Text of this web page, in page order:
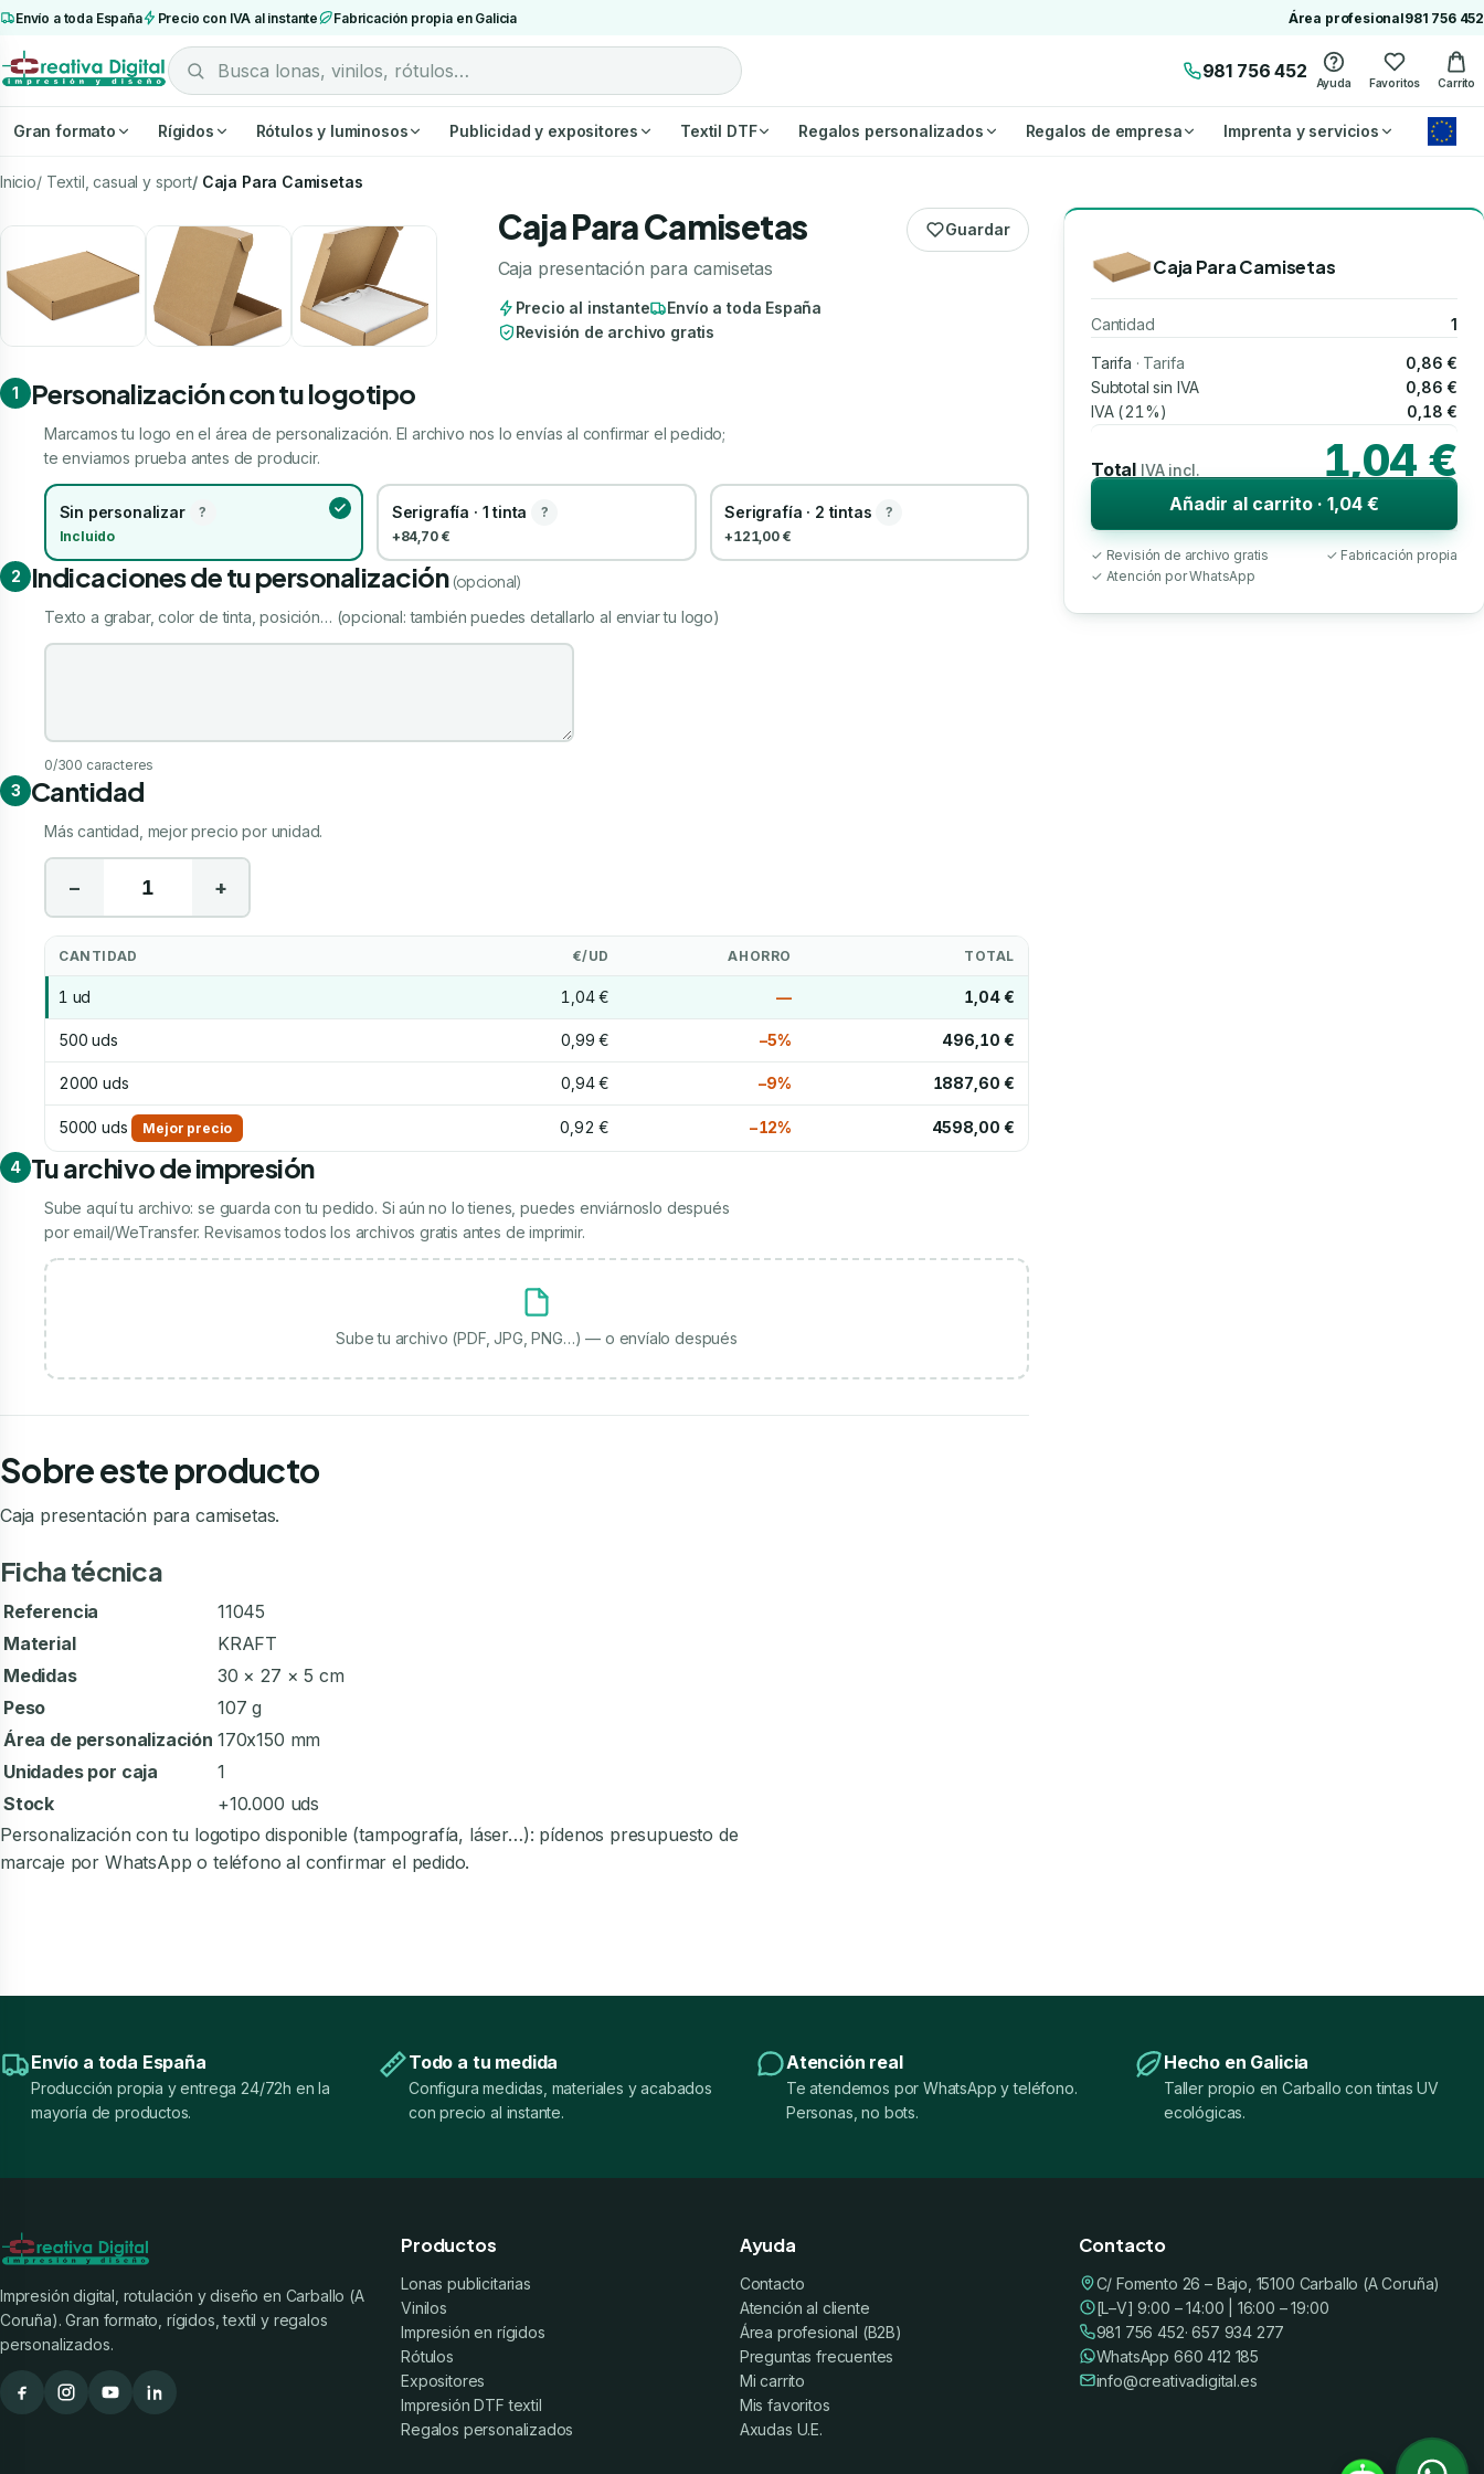
Envío a toda España Precio con IVA al instante Fabricación propia en Galicia Área profesional981 756 452
981 756 452
Ayuda Favoritos Carrito
Gran formato Rígidos Rótulos y luminosos Publicidad y expositores Textil DTF Regalos personalizados Regalos de empresa Imprenta y servicios
Inicio Textil, casual y sport Caja Para Camisetas
Caja Para Camisetas Guardar
Caja presentación para camisetas
Precio al instante
Envío a toda España
Revisión de archivo gratis
1 Personalización con tu logotipo
Marcamos tu logo en el área de personalización. El archivo nos lo envías al confirmar el pedido;
te enviamos prueba antes de producir.
Sin personalizar
?
Incluido
Serigrafía · 1 tinta
?
+84,70 €
Serigrafía · 2 tintas
?
+121,00 €
2 Indicaciones de tu personalización (opcional)
Texto a grabar, color de tinta, posición… (opcional: también puedes detallarlo al enviar tu logo)
Indicaciones de tu personalización
0/300 caracteres
3 Cantidad
Más cantidad, mejor precio por unidad.
− +
CANTIDAD €/UD AHORRO TOTAL
1 ud 1,04 € — 1,04 €
500 uds 0,99 € −5% 496,10 €
2000 uds 0,94 € −9% 1887,60 €
5000 uds Mejor precio 0,92 € −12% 4598,00 €
4 Tu archivo de impresión
Sube aquí tu archivo: se guarda con tu pedido. Si aún no lo tienes, puedes enviárnoslo después
por email/WeTransfer. Revisamos todos los archivos gratis antes de imprimir.
Sube tu archivo (PDF, JPG, PNG…) — o envíalo después
Sobre este producto
Caja presentación para camisetas.
Ficha técnica
Referencia
11045
Material
KRAFT
Medidas
30 × 27 × 5 cm
Peso
107 g
Área de personalización 170x150 mm
Unidades por caja
1
Stock
+10.000 uds
Personalización con tu logotipo disponible (tampografía, láser…): pídenos presupuesto de
marcaje por WhatsApp o teléfono al confirmar el pedido.
Caja Para Camisetas
Cantidad 1
Tarifa · Tarifa
0,86 €
Subtotal sin IVA
0,86 €
IVA (21%)
0,18 €
Total IVA incl. 1,04 €
Añadir al carrito · 1,04 €
✓ Revisión de archivo gratis
✓ Fabricación propia
✓ Atención por WhatsApp
Envío a toda España
Producción propia y entrega 24/72h en la
mayoría de productos.
Todo a tu medida
Configura medidas, materiales y acabados
con precio al instante.
Atención real
Te atendemos por WhatsApp y teléfono.
Personas, no bots.
Hecho en Galicia
Taller propio en Carballo con tintas UV
ecológicas.
Impresión digital, rotulación y diseño en Carballo (A
Coruña). Gran formato, rígidos, textil y regalos
personalizados.
Productos
Lonas publicitarias
Vinilos
Impresión en rígidos
Rótulos
Expositores
Impresión DTF textil
Regalos personalizados
Ayuda
Contacto
Atención al cliente
Área profesional (B2B)
Preguntas frecuentes
Mi carrito
Mis favoritos
Axudas U.E.
Contacto
C/ Fomento 26 – Bajo, 15100 Carballo (A Coruña)
[L–V] 9:00 – 14:00 | 16:00 – 19:00
981 756 452· 657 934 277
WhatsApp 660 412 185
info@creativadigital.es